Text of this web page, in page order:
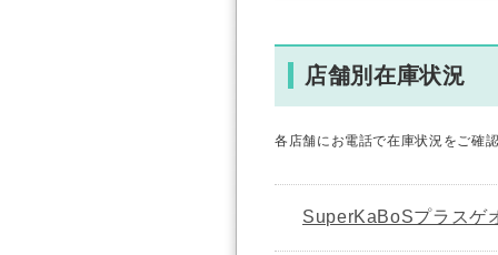
店舗別在庫状況
各店舗にお電話で在庫状況をご確
SuperKaBoSプラスゲ